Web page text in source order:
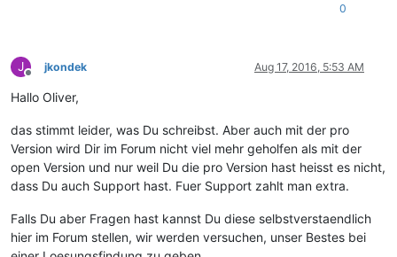
0
J
Offline
jkondek Aug 17, 2016, 5:53 AM
Hallo Oliver,
das stimmt leider, was Du schreibst. Aber auch mit der pro
Version wird Dir im Forum nicht viel mehr geholfen als mit der
open Version und nur weil Du die pro Version hast heisst es nicht,
dass Du auch Support hast. Fuer Support zahlt man extra.
Falls Du aber Fragen hast kannst Du diese selbstverstaendlich
hier im Forum stellen, wir werden versuchen, unser Bestes bei